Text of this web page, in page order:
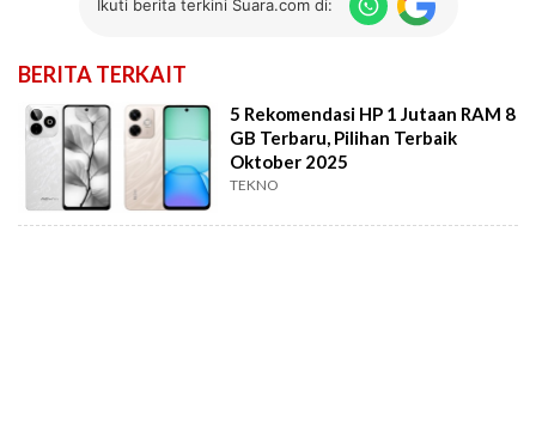
Ikuti berita terkini Suara.com di:
BERITA TERKAIT
5 Rekomendasi HP 1 Jutaan RAM 8
GB Terbaru, Pilihan Terbaik
Oktober 2025
TEKNO